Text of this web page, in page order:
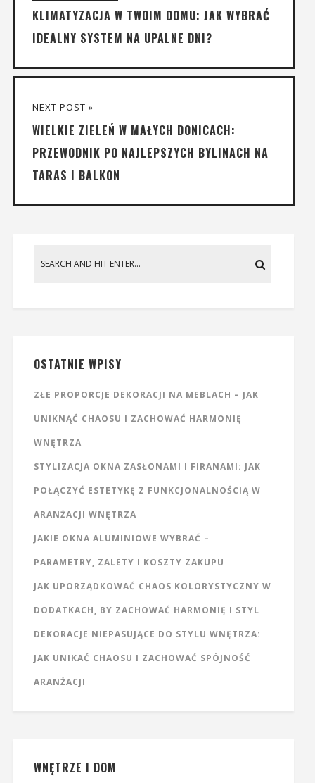
KLIMATYZACJA W TWOIM DOMU: JAK WYBRAĆ
IDEALNY SYSTEM NA UPALNE DNI?
NEXT POST »
WIELKIE ZIELEŃ W MAŁYCH DONICACH:
PRZEWODNIK PO NAJLEPSZYCH BYLINACH NA
TARAS I BALKON
OSTATNIE WPISY
ZŁE PROPORCJE DEKORACJI NA MEBLACH – JAK
UNIKNĄĆ CHAOSU I ZACHOWAĆ HARMONIĘ
WNĘTRZA
STYLIZACJA OKNA ZASŁONAMI I FIRANAMI: JAK
POŁĄCZYĆ ESTETYKĘ Z FUNKCJONALNOŚCIĄ W
ARANŻACJI WNĘTRZA
JAKIE OKNA ALUMINIOWE WYBRAĆ –
PARAMETRY, ZALETY I KOSZTY ZAKUPU
JAK UPORZĄDKOWAĆ CHAOS KOLORYSTYCZNY W
DODATKACH, BY ZACHOWAĆ HARMONIĘ I STYL
DEKORACJE NIEPASUJĄCE DO STYLU WNĘTRZA:
JAK UNIKAĆ CHAOSU I ZACHOWAĆ SPÓJNOŚĆ
ARANŻACJI
WNĘTRZE I DOM